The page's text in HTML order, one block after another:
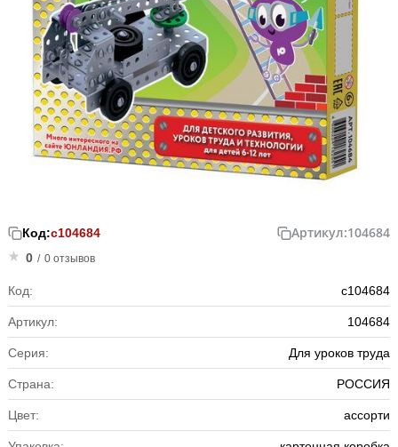
Код:с104684 Артикул:104684
0 / 0 отзывов
Код: с104684
Артикул: 104684
Серия: Для уроков труда
Страна: РОССИЯ
Цвет: ассорти